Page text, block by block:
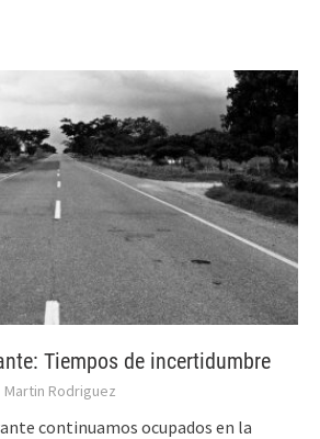
Tiempos de incertidumbre
Martin Rodriguez
continuamos ocupados en la